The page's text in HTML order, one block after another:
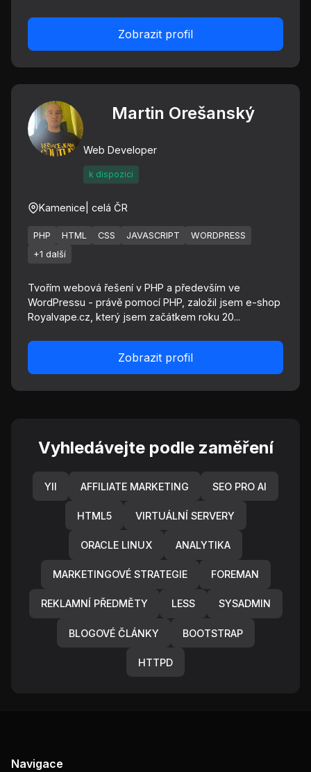
Zobrazit profil
Martin Orešanský
Web Developer
k dispozici
Kamenice | celá ČR
PHP HTML CSS JAVASCRIPT
WORDPRESS
+1 další
Tvořím webová řešení v PHP a především ve
WordPressu - právě pomocí PHP, založil jsem e-shop
Royalvape.cz, který jsem začátkem roku 20...
Zobrazit profil
Vyhledávejte podle zaměření
YII AFFILIATE MARKETING SEO PRO AI
HTML5 VIRTUÁLNÍ SERVERY
ORACLE LINUX ANALYTIKA
MARKETINGOVÉ STRATEGIE FOREMAN
REKLAMNÍ PŘEDMĚTY LESS SYSADMIN
BLOGOVÉ ČLÁNKY BOOTSTRAP
HTTPD
Navigace